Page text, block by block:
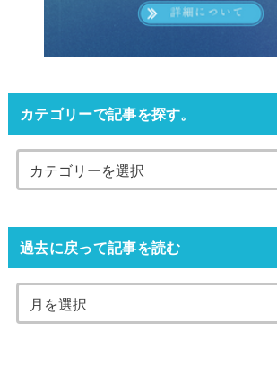
カテゴリーで記事を探す。
過去に戻って記事を読む